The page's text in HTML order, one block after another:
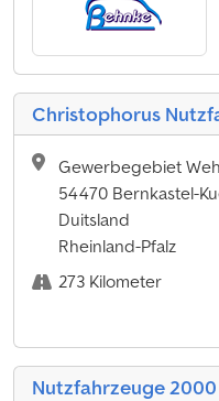
Christophorus
Gewerbegebiet
54470 Bernkastel-
Duitsland
Rheinland-Pfalz
273 Kilometer
Nutzfahrzeuge 2000